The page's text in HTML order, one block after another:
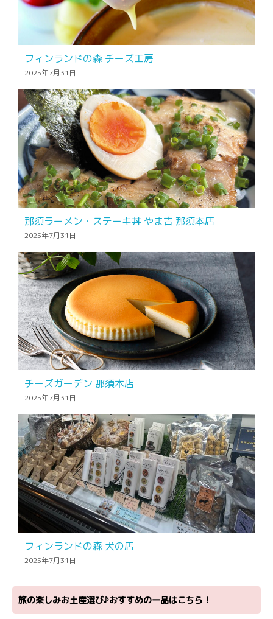
フィンランドの森 チーズ工房
2025年7月31日
那須ラーメン・ステーキ丼 やま吉 那須本店
2025年7月31日
チーズガーデン 那須本店
2025年7月31日
フィンランドの森 犬の店
2025年7月31日
旅の楽しみお土産選び♪おすすめの一品はこちら！